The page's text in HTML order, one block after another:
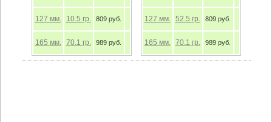
127 мм. 10.5 гр. 809 руб.
165 мм. 70.1 гр. 989 руб.
127 мм. 52.5 гр. 809 руб.
165 мм. 70.1 гр. 989 руб.